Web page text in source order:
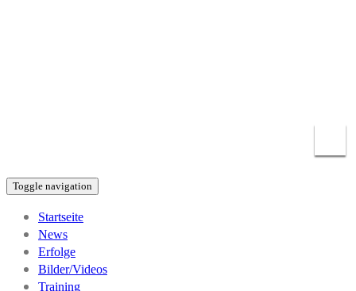
Toggle navigation
Startseite
News
Erfolge
Bilder/Videos
Training